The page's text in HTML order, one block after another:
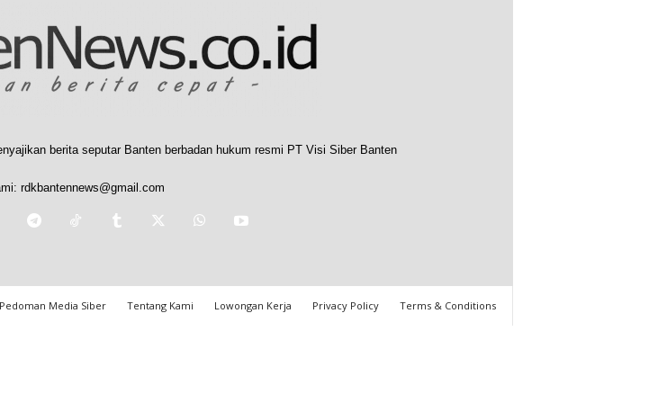
berita seputar Banten berbadan hukum resmi PT Visi Siber Banten
rdkbantennews@gmail.com
Pedoman Media Siber Tentang Kami Lowongan Kerja Privacy Policy Terms & Conditions